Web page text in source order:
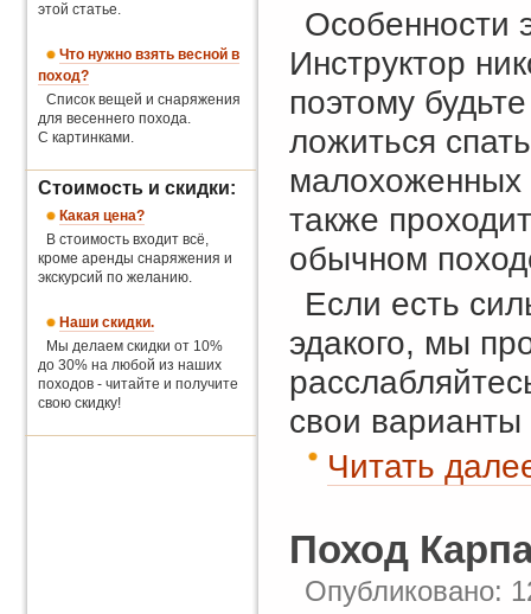
Особенности
Инструктор
поэтому
ложиться
малохоженных
также
обычном
Если есть
эдакого, мы
свои
Читать
Поход
Опубликовано:
этой статье.
Что нужно взять весной в
поход?
Список вещей и снаряжения
для весеннего похода.
С картинками.
Стоимость и скидки:
Какая цена?
В стоимость входит всё,
кроме аренды снаряжения и
экскурсий по желанию.
Наши скидки.
Мы делаем скидки от 10%
до 30% на любой из наших
походов - читайте и получите
свою скидку!